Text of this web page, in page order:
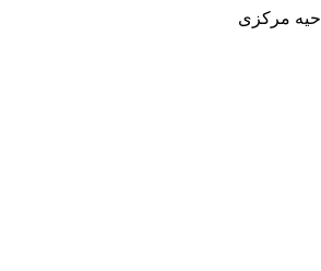
مرکزی